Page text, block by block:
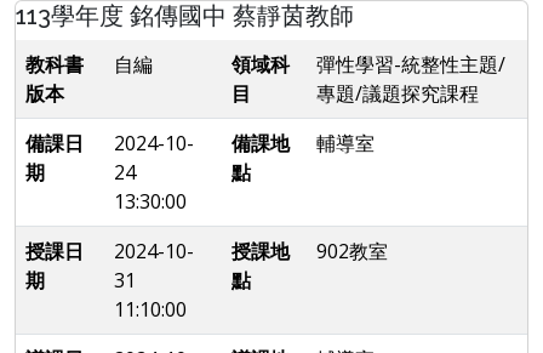
113學年度 銘傳國中 蔡靜茵教師
教科書
版本
自編
領域科
目
彈性學習-統整性主題/
專題/議題探究課程
備課日
期
2024-10-
24
13:30:00
備課地
點
輔導室
授課日
期
2024-10-
31
11:10:00
授課地
點
902教室